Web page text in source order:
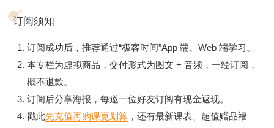
会探讨 LangChain、LlamIndex 等 RAG 框架，还会了解
GraphRAG 等 13 种 RAG 前沿技术，以及如何借鉴这些先进
技术的长处，持续提升自己的 RAG 应用质量。
课程配套代码仓库（随课程更新）：
https://github.com/weiminye/time-geekbang-org-rag
订阅须知
订阅成功后，推荐通过“极客时间”App 端、Web 端学习。
本专栏为虚拟商品，交付形式为图文 + 音频，一经订阅，
概不退款。
订阅后分享海报，每邀一位好友订阅有现金返现。
戳此先充值再购课更划算 ，还有最新课表、超值赠品福